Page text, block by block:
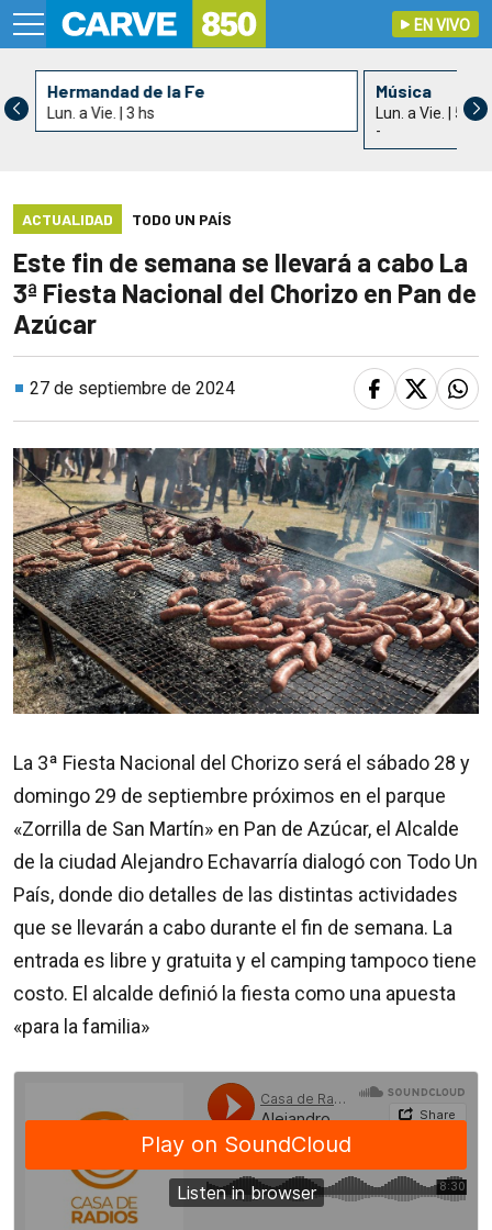
EN VIVO
Hermandad de la Fe
Lun. a Vie. | 3 hs
Música
Lun. a Vie. | 5 hs
-
ACTUALIDAD TODO UN PAÍS
Este fin de semana se llevará a cabo La
3ª Fiesta Nacional del Chorizo en Pan de
Azúcar
27 de septiembre de 2024
La 3ª Fiesta Nacional del Chorizo será el sábado 28 y
domingo 29 de septiembre próximos en el parque
«Zorrilla de San Martín» en Pan de Azúcar, el Alcalde
de la ciudad Alejandro Echavarría dialogó con Todo Un
País, donde dio detalles de las distintas actividades
que se llevarán a cabo durante el fin de semana. La
entrada es libre y gratuita y el camping tampoco tiene
costo. El alcalde definió la fiesta como una apuesta
«para la familia»